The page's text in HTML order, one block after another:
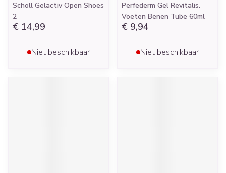
Scholl Gelactiv Open Shoes
2
€ 14,99
Niet beschikbaar
Perfederm Gel Revitalis.
Voeten Benen Tube 60ml
€ 9,94
Niet beschikbaar